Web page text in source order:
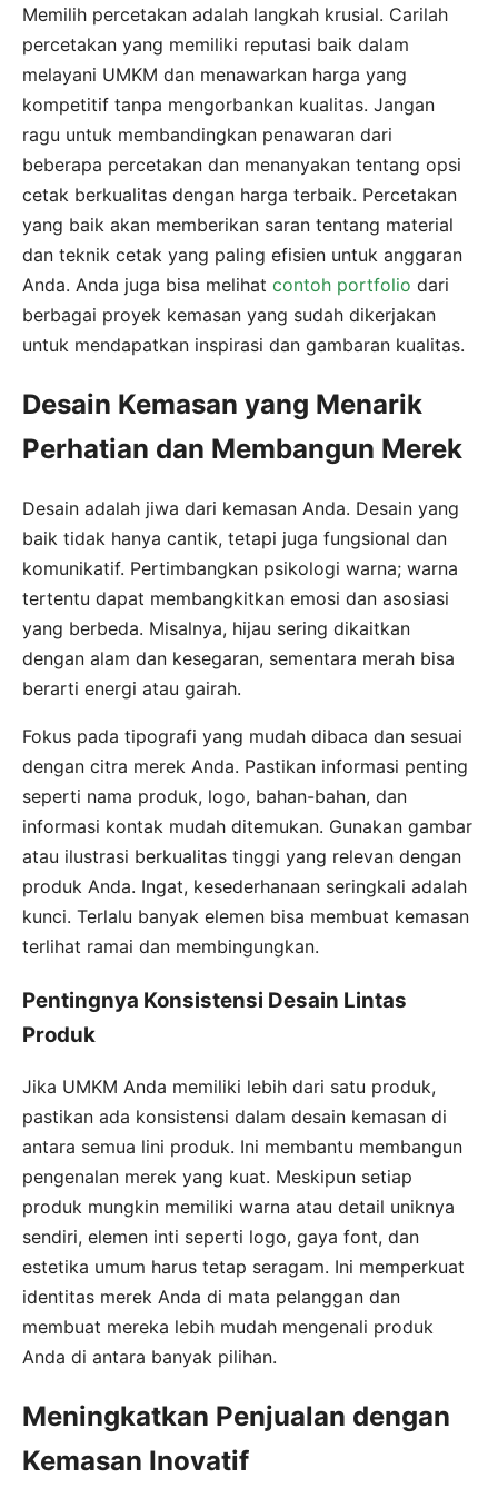
Memilih percetakan adalah langkah krusial. Carilah
percetakan yang memiliki reputasi baik dalam
melayani UMKM dan menawarkan harga yang
kompetitif tanpa mengorbankan kualitas. Jangan
ragu untuk membandingkan penawaran dari
beberapa percetakan dan menanyakan tentang opsi
cetak berkualitas dengan harga terbaik. Percetakan
yang baik akan memberikan saran tentang material
dan teknik cetak yang paling efisien untuk anggaran
Anda. Anda juga bisa melihat contoh portfolio dari
berbagai proyek kemasan yang sudah dikerjakan
untuk mendapatkan inspirasi dan gambaran kualitas.
Desain Kemasan yang Menarik
Perhatian dan Membangun Merek
Desain adalah jiwa dari kemasan Anda. Desain yang
baik tidak hanya cantik, tetapi juga fungsional dan
komunikatif. Pertimbangkan psikologi warna; warna
tertentu dapat membangkitkan emosi dan asosiasi
yang berbeda. Misalnya, hijau sering dikaitkan
dengan alam dan kesegaran, sementara merah bisa
berarti energi atau gairah.
Fokus pada tipografi yang mudah dibaca dan sesuai
dengan citra merek Anda. Pastikan informasi penting
seperti nama produk, logo, bahan-bahan, dan
informasi kontak mudah ditemukan. Gunakan gambar
atau ilustrasi berkualitas tinggi yang relevan dengan
produk Anda. Ingat, kesederhanaan seringkali adalah
kunci. Terlalu banyak elemen bisa membuat kemasan
terlihat ramai dan membingungkan.
Pentingnya Konsistensi Desain Lintas
Produk
Jika UMKM Anda memiliki lebih dari satu produk,
pastikan ada konsistensi dalam desain kemasan di
antara semua lini produk. Ini membantu membangun
pengenalan merek yang kuat. Meskipun setiap
produk mungkin memiliki warna atau detail uniknya
sendiri, elemen inti seperti logo, gaya font, dan
estetika umum harus tetap seragam. Ini memperkuat
identitas merek Anda di mata pelanggan dan
membuat mereka lebih mudah mengenali produk
Anda di antara banyak pilihan.
Meningkatkan Penjualan dengan
Kemasan Inovatif